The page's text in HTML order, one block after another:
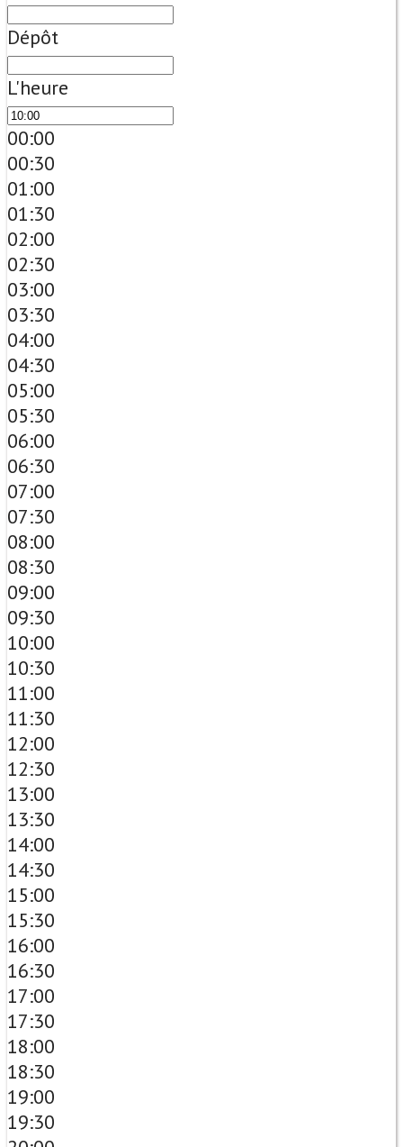
Dépôt
L'heure
00:00
00:30
01:00
01:30
02:00
02:30
03:00
03:30
04:00
04:30
05:00
05:30
06:00
06:30
07:00
07:30
08:00
08:30
09:00
09:30
10:00
10:30
11:00
11:30
12:00
12:30
13:00
13:30
14:00
14:30
15:00
15:30
16:00
16:30
17:00
17:30
18:00
18:30
19:00
19:30